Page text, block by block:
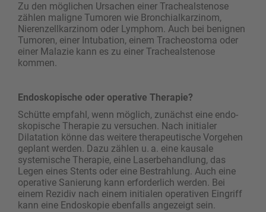
Zu den möglichen Ursachen einer Trachealstenose
zählen maligne Tumoren wie Bronchialkarzinom,
Nierenzellkarzinom oder Lymphom. Auch bei benignen
Tumoren, einer Intubation, einem Tracheostoma oder
einer Malazie kann es zu einer Trachealstenose
kommen.
Endoskopische oder operative Therapie?
Schütte empfahl, wenn möglich, zunächst eine endo­
skopische Therapie zu versuchen. Nach initialer
Dilatation könne das weitere therapeutische Vorgehen
geplant werden. Dazu zählen u. a. eine kausale
systemische Therapie, eine Laserbehandlung, das
Legen eines Stents oder eine Bestrahlung. Auch eine
operative Sanierung kann erforderlich werden. Bei
einem Rezidiv nach einem initialen operativen Eingriff
kann eine Endoskopie ebenfalls angezeigt sein.